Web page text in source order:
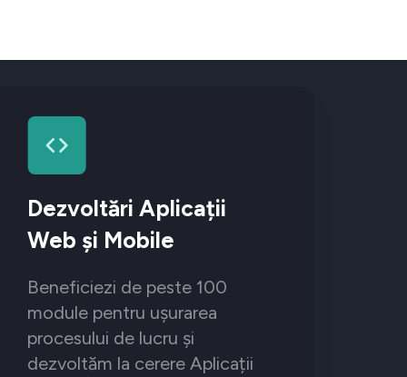
Dezvoltări Aplicații
Web și Mobile
Beneficiezi de peste 100
module pentru ușurarea
procesului de lucru și
dezvoltăm la cerere Aplicații